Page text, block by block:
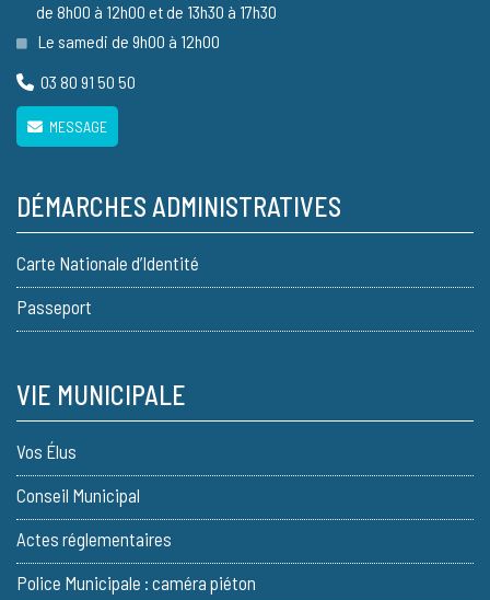
de 8h00 à 12h00 et de 13h30 à 17h30
Le samedi de 9h00 à 12h00
03 80 91 50 50
MESSAGE
DÉMARCHES ADMINISTRATIVES
Carte Nationale d’Identité
Passeport
VIE MUNICIPALE
Vos Élus
Conseil Municipal
Actes réglementaires
Police Municipale : caméra piéton